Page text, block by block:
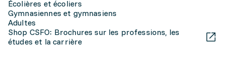
Écolières et écoliers
Gymnasiennes et gymnasiens
Adultes
Shop CSFO: Brochures sur les professions, les
études et la carrière